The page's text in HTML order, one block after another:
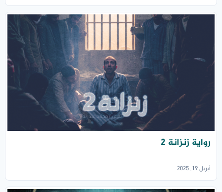
رواية زنزانة 2
أبريل 19, 2025